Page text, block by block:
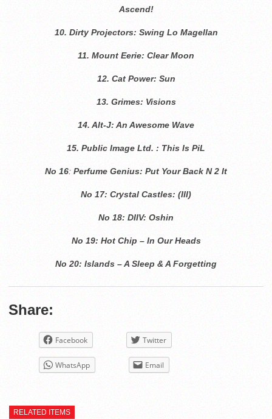
Ascend!
10. Dirty Projectors: Swing Lo Magellan
11. Mount Eerie: Clear Moon
12. Cat Power: Sun
13. Grimes: Visions
14. Alt-J: An Awesome Wave
15. Public Image Ltd. : This Is PiL
No 16: Perfume Genius: Put Your Back N 2 It
No 17: Crystal Castles: (III)
No 18: DIIV: Oshin
Νο 19: Hot Chip – In Our Heads
Νο 20: Islands – A Sleep & A Forgetting
Share:
Facebook Twitter
WhatsApp Email
RELATED ITEMS